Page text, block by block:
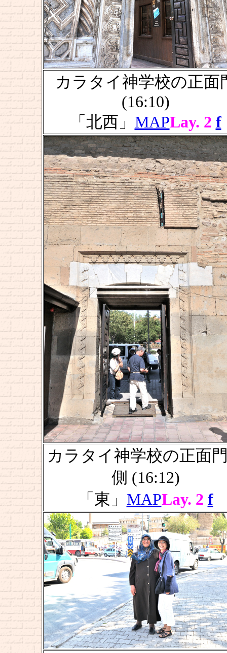
カラタイ神学校の正面
(16:10)
「北西」 MAPLay. 2 f
カラタイ神学校の正面
側 (16:12)
「東」 MAPLay. 2 f